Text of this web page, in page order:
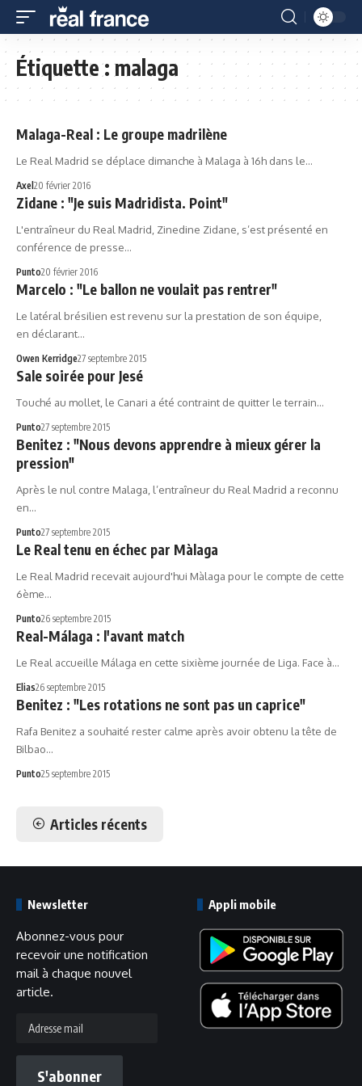
Étiquette :malaga
Malaga-Real : Le groupe madrilène
Le Real Madrid se déplace dimanche à Malaga à 16h dans le…
Axel 20 février 2016
Zidane : "Je suis Madridista. Point"
L'entraîneur du Real Madrid, Zinedine Zidane, s’est présenté en
conférence de presse…
Punto20 février 2016
Marcelo : "Le ballon ne voulait pas rentrer"
Le latéral brésilien est revenu sur la prestation de son équipe,
en déclarant…
Owen Kerridge27 septembre 2015
Sale soirée pour Jesé
Touché au mollet, le Canari a été contraint de quitter le terrain…
Punto27 septembre 2015
Benitez : "Nous devons apprendre à mieux gérer la
pression"
Après le nul contre Malaga, l’entraîneur du Real Madrid a reconnu
en…
Punto27 septembre 2015
Le Real tenu en échec par Màlaga
Le Real Madrid recevait aujourd'hui Màlaga pour le compte de cette
6ème…
Punto26 septembre 2015
Real-Málaga : l'avant match
Le Real accueille Málaga en cette sixième journée de Liga. Face à…
Elias26 septembre 2015
Benitez : "Les rotations ne sont pas un caprice"
Rafa Benitez a souhaité rester calme après avoir obtenu la tête de
Bilbao…
Punto25 septembre 2015
Articles récents
Newsletter
Abonnez-vous pour
recevoir une notification
mail à chaque nouvel
article.
mail
S'abonner
Appli mobile